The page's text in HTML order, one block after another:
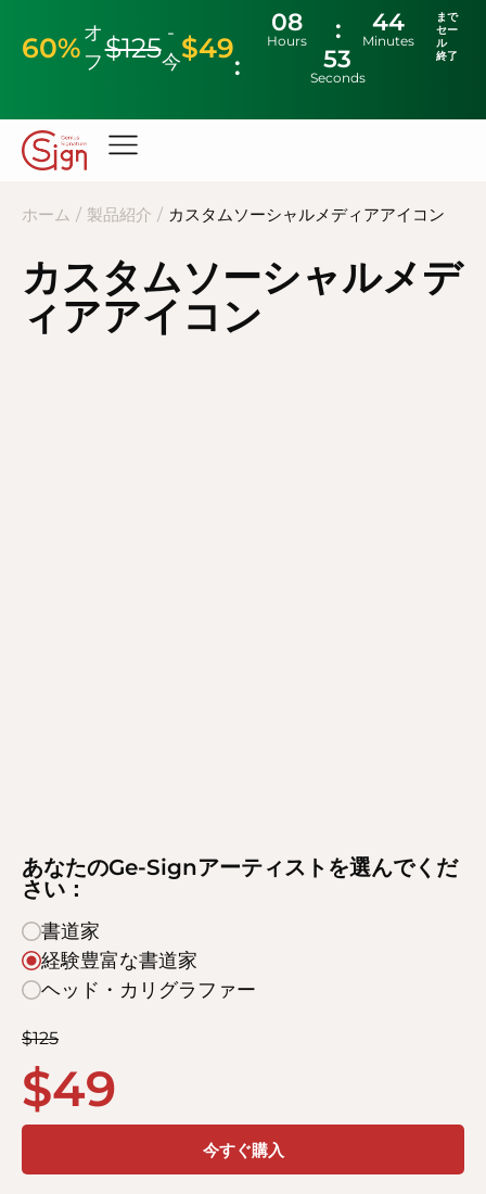
60%オ
フ$125 -
今$49
08
Hours
44
Minutes
51
Seconds
まで
セー
ル
終了
ホーム / 製品紹介 / カスタムソーシャルメディアアイコン
カスタムソーシャルメデ
ィアアイコン
あなたのGe-Signアーティストを選んでくだ
さい：
書道家
経験豊富な書道家
ヘッド・カリグラファー
$125
$49
今すぐ購入